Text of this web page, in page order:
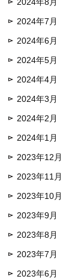
2024年7月
2024年6月
2024年5月
2024年4月
2024年3月
2024年2月
2024年1月
2023年12月
2023年11月
2023年10月
2023年9月
2023年8月
2023年7月
2023年6月